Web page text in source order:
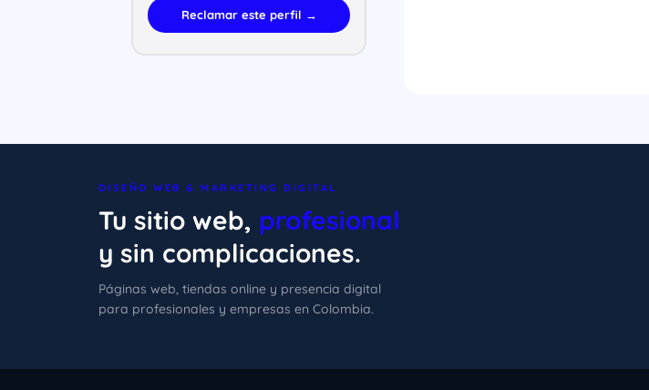
Reclamar este perfil →
DISEÑO WEB & MARKETING DIGITAL
Tu sitio web, profesional
y sin complicaciones.
Páginas web, tiendas online y presencia digital
para profesionales y empresas en Colombia.